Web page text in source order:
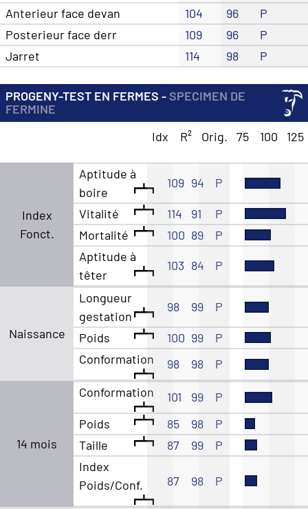
Anterieur face devan
104 96
P
Posterieur face derr
109 96
P
Jarret
114 98 P
PROGENY-TEST EN FERMES -SPECIMEN DE
FERMINE
Idx
R² Orig. 75 100 125
Index
Fonct.
Aptitude à
boire
109 94 P
Vitalité 114 91
P
Mortalité
100 89
P
Aptitude à
têter
103 84 P
Naissance
Longueur
gestation
98 99 P
Poids 100 99
P
Conformation
98 98 P
14 mois
Conformation 101 99
P
Poids
85 98
P
Taille
87 99
P
Index
Poids/Conf.
87 98 P